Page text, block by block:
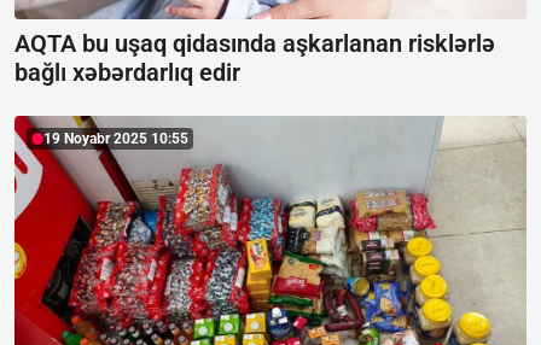
AQTA bu uşaq qidasında aşkarlanan risklərlə
bağlı xəbərdarlıq edir
19 Noyabr 2025 10:55